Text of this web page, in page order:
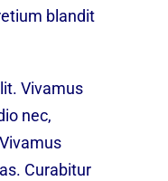
blandit
Vivamus
nec,
Curabitur